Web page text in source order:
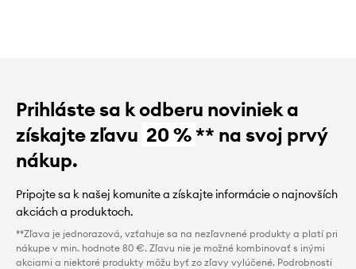
Prihláste sa k odberu noviniek a
získajte zľavu 20 %** na svoj prvý
nákup.
Pripojte sa k našej komunite a získajte informácie o najnovších
akciách a produktoch.
**Zľava je jednorazová, vzťahuje sa na nezľavnené produkty a platí pri
nákupe v min. hodnote 80 €. Zľavu nie je možné kombinovať s inými
akciami a niektoré produkty môžu byť zo zľavy vylúčené. Podrobnosti